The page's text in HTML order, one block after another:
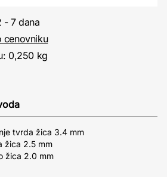
- 7 dana
cenovniku
0,250 kg
tvrda žica 3.4 mm
žica 2.5 mm
žica 2.0 mm